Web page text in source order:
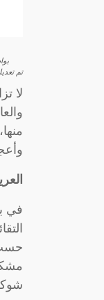
تم
لا
في
حسب